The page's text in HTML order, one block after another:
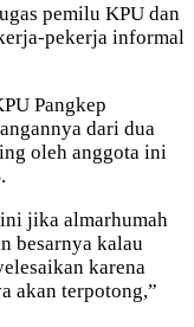
pemilu KPU dan
pekerja informal
Pangkep
dari dua
oleh anggota ini
jika almarhumah
besarnya kalau
karena
akan terpotong,”